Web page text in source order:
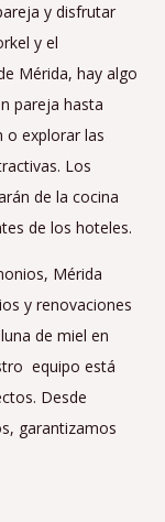
y disfrutar
y el
Mérida, hay algo
pareja hasta
o explorar las
Los
de la cocina
de los hoteles.
Mérida
y renovaciones
de miel en
equipo está
Desde
garantizamos